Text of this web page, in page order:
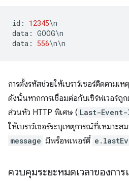
id : 12345\n
data : GOOG\n
data : 556\n\n
การตั้งรหัสช่วยให้เบราว์เซอร์ติดตามเ
ดังนั้นหากการเชื่อมต่อกับเซิร์ฟเวอร์ถู
ส่วนหัว HTTP พิเศษ ( Last-Event-
ให้เบราว์เซอร์ระบุเหตุการณ์ที่เหมาะ
message มีพร็อพเพอร์ตี้
ควบคุมระยะหมดเวลาของกา